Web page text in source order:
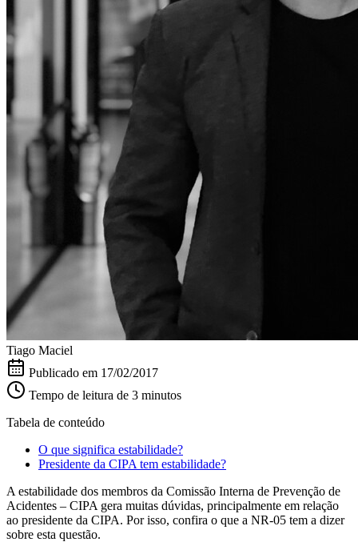
Tiago Maciel
Publicado em 17/02/2017
Tempo de leitura de 3 minutos
Tabela de conteúdo
O que significa estabilidade?
Presidente da CIPA tem estabilidade?
A estabilidade dos membros da Comissão Interna de Prevenção de
Acidentes – CIPA gera muitas dúvidas, principalmente em relação
ao presidente da CIPA. Por isso, confira o que a NR-05 tem a dizer
sobre esta questão.